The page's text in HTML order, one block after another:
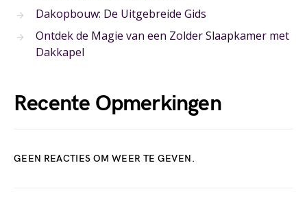
Dakopbouw: De Uitgebreide Gids
Ontdek de Magie van een Zolder Slaapkamer met
Dakkapel
Recente Opmerkingen
GEEN REACTIES OM WEER TE GEVEN.